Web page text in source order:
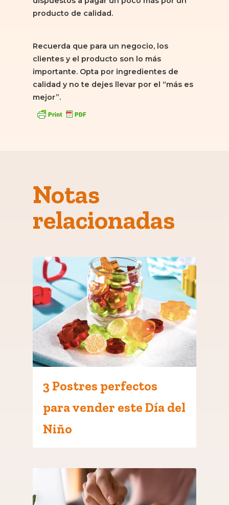
producto de calidad.
Recuerda que para un negocio, los
clientes y el producto son lo más
importante. Opta por ingredientes de
calidad y no te dejes llevar por el “más es
mejor”.
Notas
relacionadas
3 Postres perfectos
para vender este Día del
Niño